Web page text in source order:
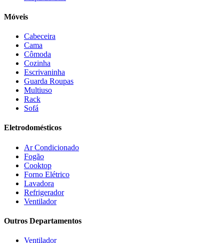
Estofados solar
Fischer
Giga
Gree(3)
Henn
Hisense
Hot Sat
HP
JB BECHARA
Kaiki Móveis
Móveis
Cabeceira
Cama
Cômoda
Cozinha
Escrivaninha
Guarda Roupas
Multiuso
Rack
Sofá
Eletrodomésticos
Ar Condicionado
Fogão
Cooktop
Forno Elétrico
Lavadora
Refrigerador
Ventilador
Outros Departamentos
Ventilador